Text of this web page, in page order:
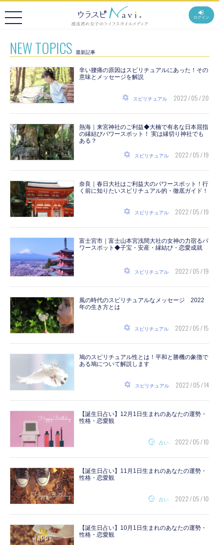
ログイン
NEW TOPICS 最新記事
辛い腰痛の原因はスピリチュアルにあった！その
意味とメッセージを解説
スピリチュアル 2022 / 05 / 20
熱海｜来宮神社のご利益◆大楠で有名な日本屈指
の縁結びパワースポット！ 実は縁切り神社でも
ある？
スピリチュアル 2022 / 05 / 19
奈良｜春日大社はご利益大のパワースポット！行
く前に知りたいスピリチュアル的・徹底ガイド！
スピリチュアル 2022 / 05 / 19
富士宮市｜富士山本宮浅間大社の女神の力宿るパ
ワースポット◆子宝・安産・縁結び・恋愛成就
スピリチュアル 2022 / 05 / 19
風の時代のスピリチュアルなメッセージ 2022
年の生き方とは
スピリチュアル 2022 / 05 / 15
鳩のスピリチュアル性とは！平和と勝機の象徴で
ある鳩について解説します
スピリチュアル 2022 / 05 / 14
【誕生日占い】12月1日生まれのあなたの運勢・
性格・恋愛観
占い 2022 / 05 / 10
【誕生日占い】11月1日生まれのあなたの運勢・
性格・恋愛観
占い 2022 / 05 / 10
【誕生日占い】10月1日生まれのあなたの運勢・
性格・恋愛観